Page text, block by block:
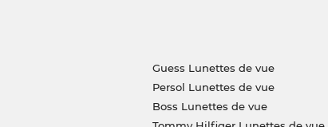
Guess Lunettes de vue
Persol Lunettes de vue
Boss Lunettes de vue